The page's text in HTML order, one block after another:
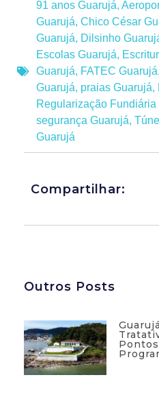
91 anos Guarujá,
Guarujá, Chico César
Guarujá, Dilsinho
Escolas Guarujá,
Guarujá, FATEC Guarujá,
Guarujá, praias Guarujá,
Regularização Fundiária
segurança Guarujá,
Guarujá
Compartilhar:
Outros Posts